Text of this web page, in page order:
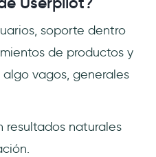
soporte dentro
de productos y
vagos, generales
resultados naturales